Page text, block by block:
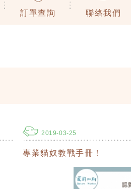
訂單查詢 聯絡我們
2019-03-25
專業貓奴教戰手冊！